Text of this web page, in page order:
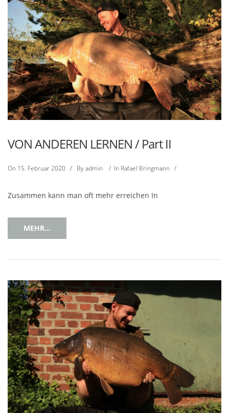
VON ANDEREN LERNEN / Part II
On 15. Februar 2020 / Byadmin / In Rafael Bringmann /
Zusammen kann man oft mehr erreichen In
MEHR...